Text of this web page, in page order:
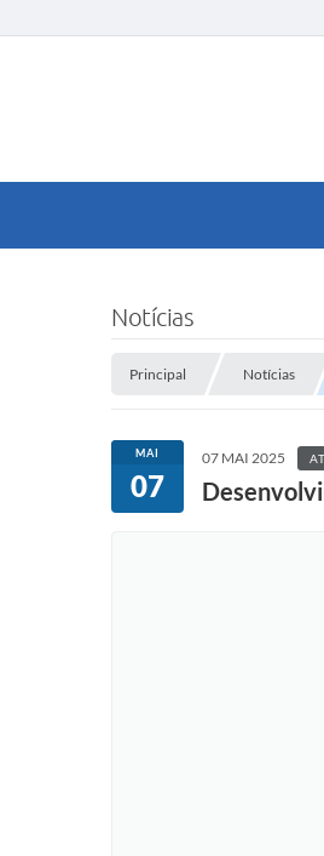
Notícias
Principal Notícias
MAI
07
07 MAI 2025